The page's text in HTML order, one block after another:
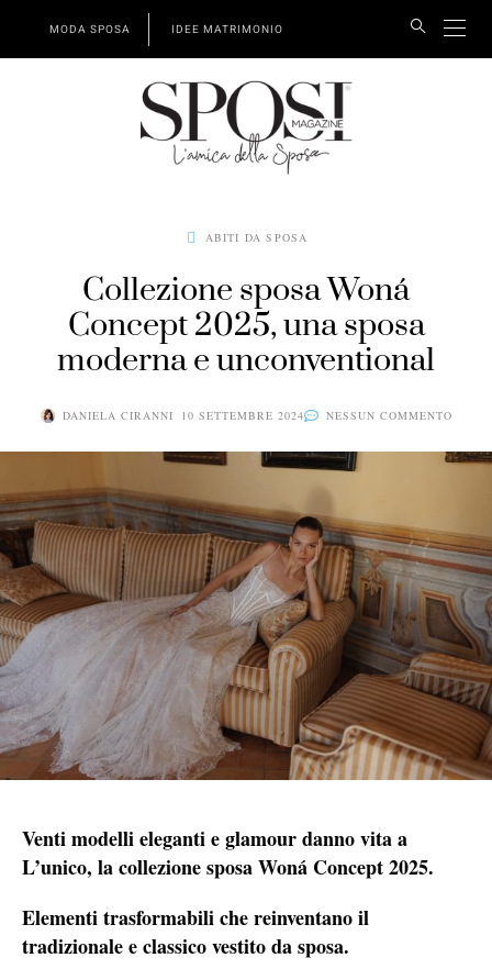
MODA SPOSA IDEE MATRIMONIO
ABITI DA SPOSA
Collezione sposa Woná
Concept 2025, una sposa
moderna e unconventional
DANIELA CIRANNI 10 SETTEMBRE 2024 NESSUN COMMENTO
Venti modelli eleganti e glamour danno vita a
L’unico, la collezione sposa Woná Concept 2025.
Elementi trasformabili che reinventano il
tradizionale e classico vestito da sposa.